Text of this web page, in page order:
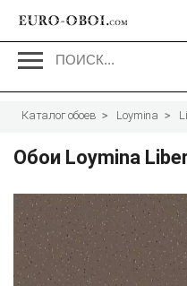
EURO-OBOI.com
Каталог обоев Loymina
Обои Loymina